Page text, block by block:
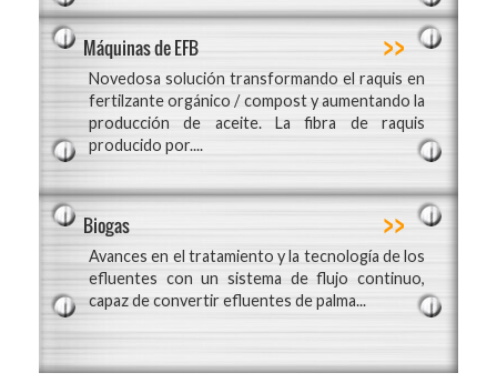
Máquinas de EFB >>
Novedosa solución transformando el raquis en
fertilzante orgánico / compost y aumentando la
producción de aceite. La fibra de raquis
producido por....
Biogas >>
Avances en el tratamiento y la tecnología de los
efluentes con un sistema de flujo continuo,
capaz de convertir efluentes de palma...